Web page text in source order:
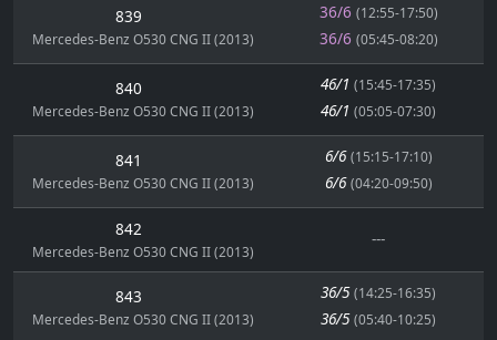
839
Mercedes-Benz O530 CNG II (2013)
36/6 (12:55-17:50)
36/6 (05:45-08:20)
840
Mercedes-Benz O530 CNG II (2013)
46/1 (15:45-17:35)
46/1 (05:05-07:30)
841
Mercedes-Benz O530 CNG II (2013)
6/6 (15:15-17:10)
6/6 (04:20-09:50)
842
Mercedes-Benz O530 CNG II (2013)
---
843
Mercedes-Benz O530 CNG II (2013)
36/5 (14:25-16:35)
36/5 (05:40-10:25)